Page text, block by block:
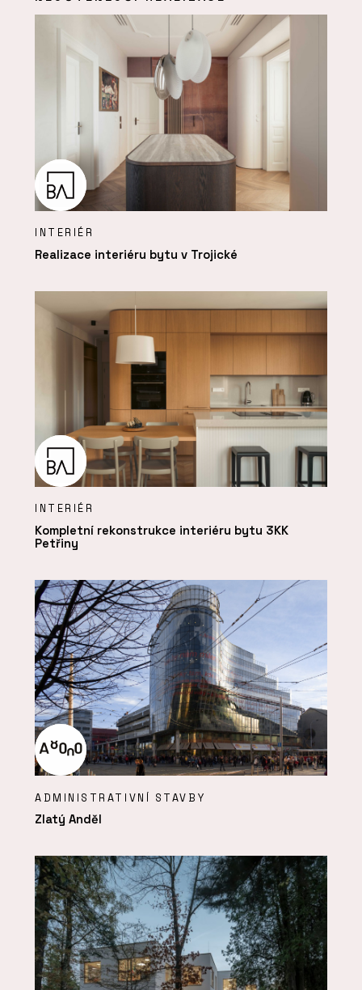
INTERIÉR
Realizace interiéru bytu v Trojické
INTERIÉR
Kompletní rekonstrukce interiéru bytu 3KK
Petřiny
ADMINISTRATIVNÍ STAVBY
Zlatý Anděl